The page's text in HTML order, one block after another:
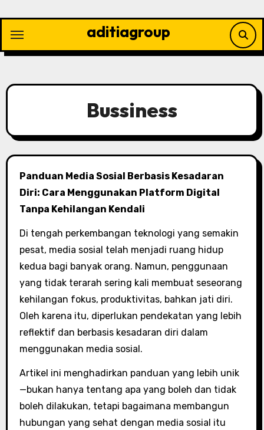
content
aditiagroup
Bussiness
Panduan Media Sosial Berbasis Kesadaran
Diri: Cara Menggunakan Platform Digital
Tanpa Kehilangan Kendali
Di tengah perkembangan teknologi yang semakin
pesat, media sosial telah menjadi ruang hidup
kedua bagi banyak orang. Namun, penggunaan
yang tidak terarah sering kali membuat seseorang
kehilangan fokus, produktivitas, bahkan jati diri.
Oleh karena itu, diperlukan pendekatan yang lebih
reflektif dan berbasis kesadaran diri dalam
menggunakan media sosial.
Artikel ini menghadirkan panduan yang lebih unik
—bukan hanya tentang apa yang boleh dan tidak
boleh dilakukan, tetapi bagaimana membangun
hubungan yang sehat dengan media sosial itu